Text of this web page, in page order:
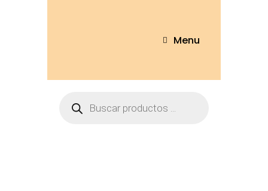
Menu